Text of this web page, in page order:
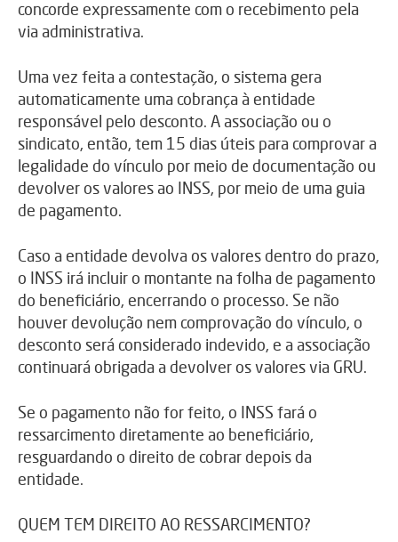
concorde expressamente com o recebimento pela
via administrativa.
Uma vez feita a contestação, o sistema gera
automaticamente uma cobrança à entidade
responsável pelo desconto. A associação ou o
sindicato, então, tem 15 dias úteis para comprovar a
legalidade do vínculo por meio de documentação ou
devolver os valores ao INSS, por meio de uma guia
de pagamento.
Caso a entidade devolva os valores dentro do prazo,
o INSS irá incluir o montante na folha de pagamento
do beneficiário, encerrando o processo. Se não
houver devolução nem comprovação do vínculo, o
desconto será considerado indevido, e a associação
continuará obrigada a devolver os valores via GRU.
Se o pagamento não for feito, o INSS fará o
ressarcimento diretamente ao beneficiário,
resguardando o direito de cobrar depois da
entidade.
QUEM TEM DIREITO AO RESSARCIMENTO?